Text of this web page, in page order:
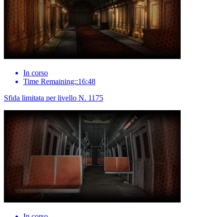
In corso
Time Remaining::16:48
Sfida limitata per livello N. 1175